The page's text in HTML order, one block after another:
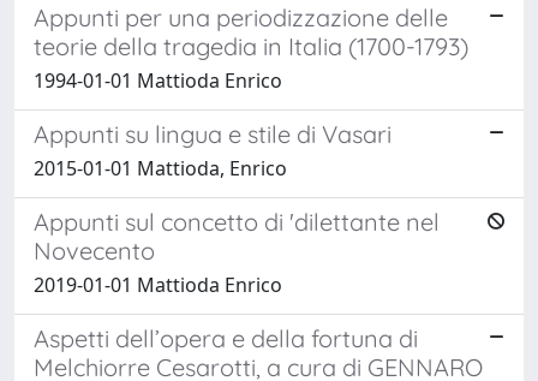
Appunti per una periodizzazione delle
teorie della tragedia in Italia (1700-1793)
1994-01-01 Mattioda Enrico
Appunti su lingua e stile di Vasari
2015-01-01 Mattioda, Enrico
Appunti sul concetto di 'dilettante nel
Novecento
2019-01-01 Mattioda Enrico
Aspetti dell’opera e della fortuna di
Melchiorre Cesarotti, a cura di GENNARO